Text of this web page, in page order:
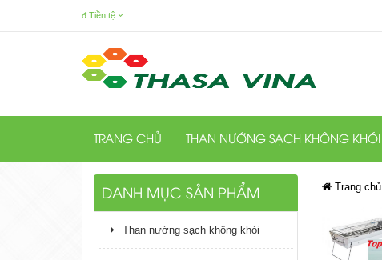
đ Tiền tệ
TRANG CHỦ THAN NƯỚNG SẠCH KHÔNG KHÓI
DANH MỤC SẢN PHẨM
Than nướng sạch không khói
Trang chủ